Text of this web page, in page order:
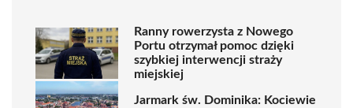
Ranny rowerzysta z Nowego
Portu otrzymał pomoc dzięki
szybkiej interwencji straży
miejskiej
Jarmark św. Dominika: Kociewie